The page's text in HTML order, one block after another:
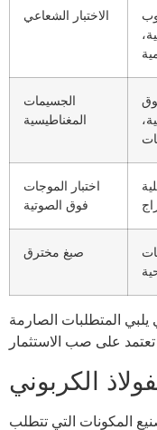
الاختبار الشعاعي
الجسيمات
المغناطيسية
اختبار الموجات
فوق الصوتية
صبغ مخترق
يلبي المتطلبات الصارمة
الكربوني
المكونات التي تتطلب